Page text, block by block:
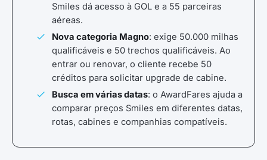
Smiles dá acesso à GOL e a 55 parceiras
aéreas.
Nova categoria Magno: exige 50.000 milhas
qualificáveis e 50 trechos qualificáveis. Ao
entrar ou renovar, o cliente recebe 50
créditos para solicitar upgrade de cabine.
Busca em várias datas: o AwardFares ajuda a
comparar preços Smiles em diferentes datas,
rotas, cabines e companhias compatíveis.